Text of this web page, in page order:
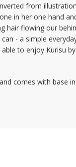
from
in her one hand
hair flowing our
- a simple
to enjoy Kurisu
comes with base